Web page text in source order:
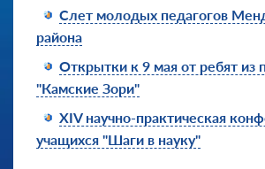
Слет молодых педагогов
района
Открытки к 9 мая от ребят из
"Камские Зори"
XIV научно-практическая
учащихся "Шаги в науку"